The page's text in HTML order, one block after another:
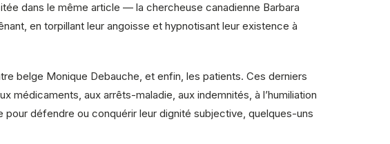
dans le même article — la chercheuse canadienne Barbara
en torpillant leur angoisse et hypnotisant leur existence à
belge Monique Debauche, et enfin, les patients. Ces derniers
aux arrêts-maladie, aux indemnités, à l’humiliation
défendre ou conquérir leur dignité subjective, quelques-uns